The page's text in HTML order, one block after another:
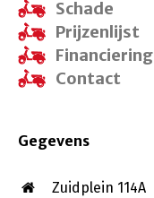
Schade
Prijzenlijst
Financiering
Contact
Gegevens
Zuidplein 114A